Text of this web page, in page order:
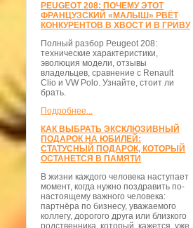
PEUGEOT 208: ПОЧЕМУ ЭТОТ
ФРАНЦУЗСКИЙ «МАЛЫШ» РВЁТ
КОНКУРЕНТОВ В ХВОСТ И В ГРИВУ
Полный разбор Peugeot 208:
технические характеристики,
эволюция модели, отзывы
владельцев, сравнение с Renault
Clio и VW Polo. Узнайте, стоит ли
брать.
Подробнее...
КАК ВЫБРАТЬ ЭКСКЛЮЗИВНЫЙ
ПОДАРОК НА ЮБИЛЕЙ:
СТАТУСНЫЙ ПОДАРОК, КОТОРЫЙ
ОСТАНЕТСЯ В ПАМЯТИ
В жизни каждого человека наступает
момент, когда нужно поздравить по-
настоящему важного человека:
партнёра по бизнесу, уважаемого
коллегу, дорогого друга или близкого
родственника, который, кажется, уже